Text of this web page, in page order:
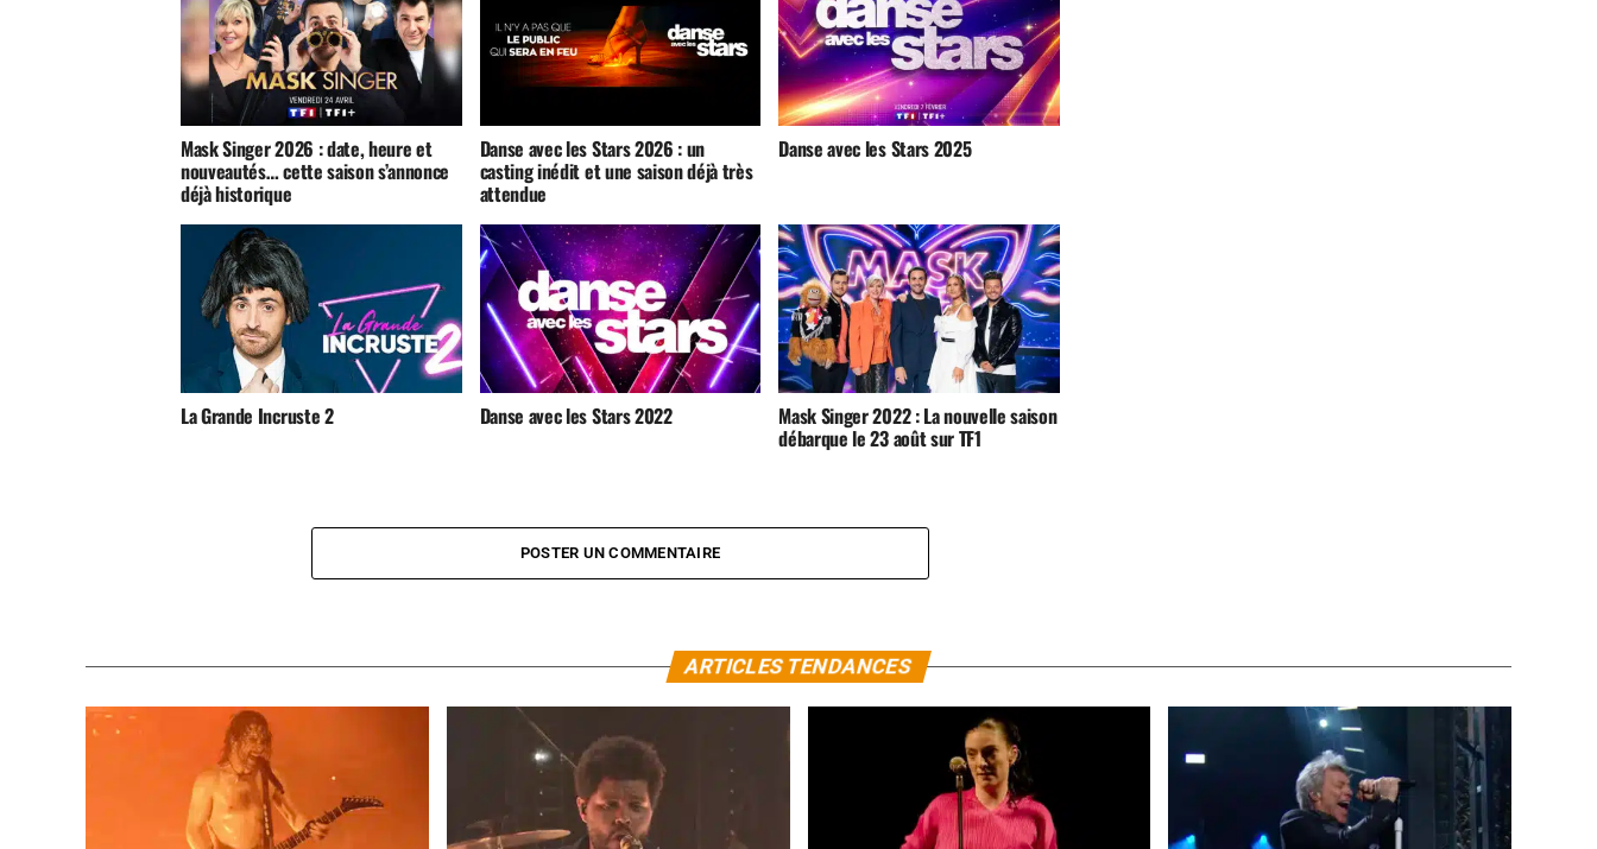
Mask Singer 2026 : date, heure et
nouveautés… cette saison s’annonce
déjà historique
Danse avec les Stars 2026 : un
casting inédit et une saison déjà très
attendue
Danse avec les Stars 2025
La Grande Incruste 2 Danse avec les Stars 2022 Mask Singer 2022 : La nouvelle saison
débarque le 23 août sur TF1
POSTER UN COMMENTAIRE
ARTICLES TENDANCES